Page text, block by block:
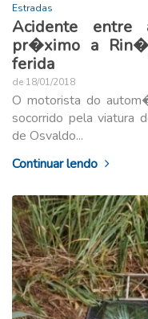
Estradas
Acidente entre
pr�ximo a
ferida
de 18/01/2018
O motorista do
socorrido pela viatura
de Osvaldo...
Continuar lendo